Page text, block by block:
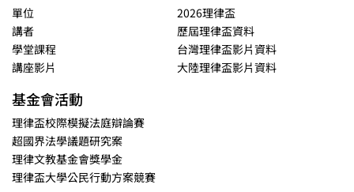
單位
講者
學堂課程
講座影片
2026理律盃
歷屆理律盃資料
台灣理律盃影片資料
大陸理律盃影片資料
基金會活動
理律盃校際模擬法庭辯論賽
超國界法學議題研究案
理律文教基金會獎學金
理律盃大學公民行動方案競賽